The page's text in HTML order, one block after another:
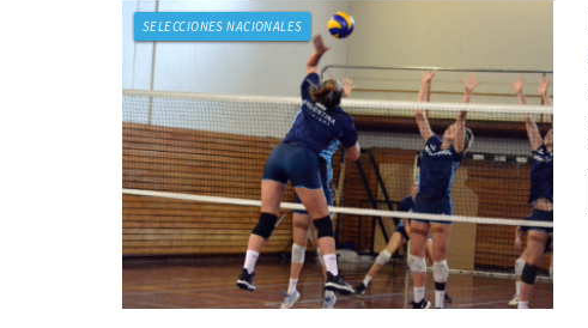
SELECCIONES NACIONALES